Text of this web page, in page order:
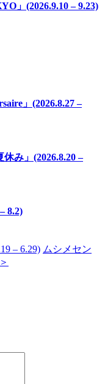
」(2026.9.10 – 9.23)
」(2026.8.27 –
み」(2026.8.20 –
8.2)
– 6.29) ムシメセン